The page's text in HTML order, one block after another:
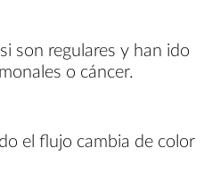
son regulares y han ido
o cáncer.
el flujo cambia de color